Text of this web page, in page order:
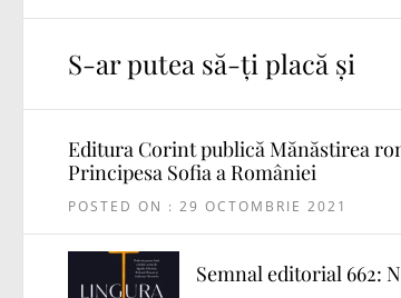
S-ar putea să-ți placă și
Editura Corint publică Mănăstirea
Principesa Sofia a României
POSTED ON : 29 OCTOMBRIE 2021
Semnal editorial 662: